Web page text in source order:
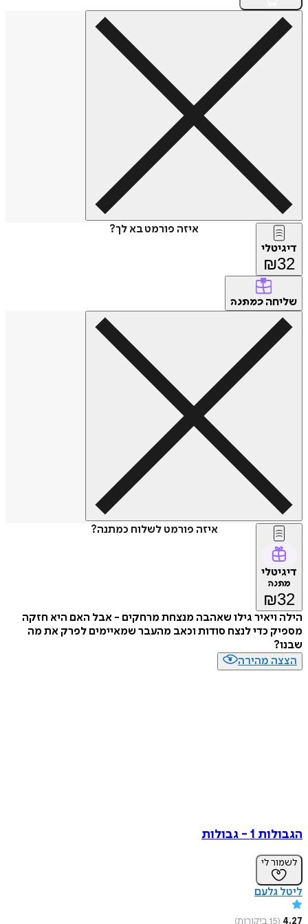
איזה פורמט בא לך?
₪
כמתנה
איזה פורמט לשלוח כמתנה?
₪
ויאיר גילו שאהבה מנצחת מרחקים - אבל האם היא חזקה
כדי לנצח סודות וכאב מהעבר שמאיימים לפרק את מה
מהירה
- גבולות
לי
גלעם
15 ביקורות)